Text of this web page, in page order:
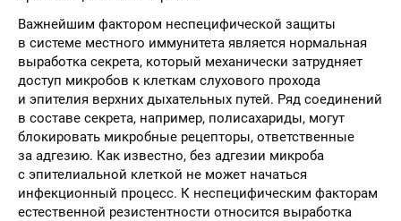
Важнейшим фактором неспецифической защиты
в системе местного иммунитета является нормальная
выработка секрета, который механически затрудняет
доступ микробов к клеткам слухового прохода
и эпителия верхних дыхательных путей. Ряд соединений
в составе секрета, например, полисахариды, могут
блокировать микробные рецепторы, ответственные
за адгезию. Как известно, без адгезии микроба
с эпителиальной клеткой не может начаться
инфекционный процесс. К неспецифическим факторам
естественной резистентности относится выработка